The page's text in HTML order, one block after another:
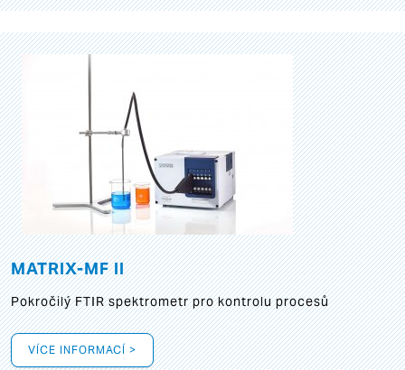
MATRIX-MF II
Pokročilý FTIR spektrometr pro kontrolu procesů
VÍCE INFORMACÍ >